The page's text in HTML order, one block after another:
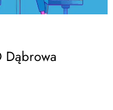
Dąbrowa